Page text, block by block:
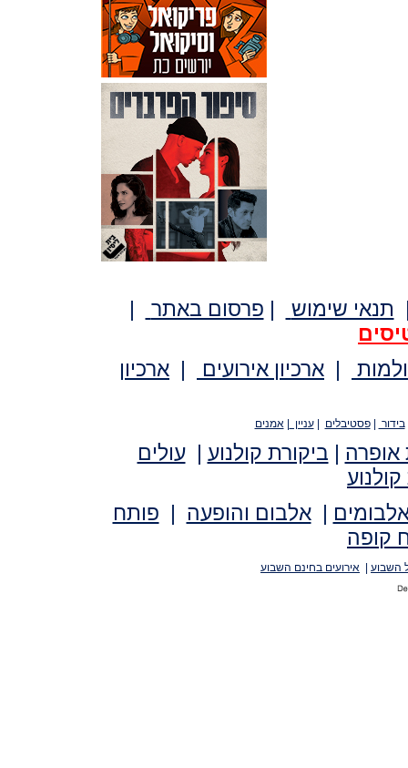
תנאי שימוש | פרסום באתר
|
| ארכיון אירועים | ארכיון
בידור |פסטיבלים |עניין |אמנים
אופרה | ביקורת קולנוע |עולים
קולנוע
|אלבום והופעה | פותח
קופה
השבוע אירועים בחינם השבוע